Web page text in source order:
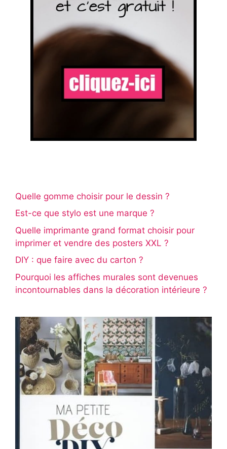
Quelle gomme choisir pour le dessin ?
Est-ce que stylo est une marque ?
Quelle imprimante grand format choisir pour
imprimer et vendre des posters XXL ?
DIY : que faire avec du carton ?
Pourquoi les affiches murales sont devenues
incontournables dans la décoration intérieure ?